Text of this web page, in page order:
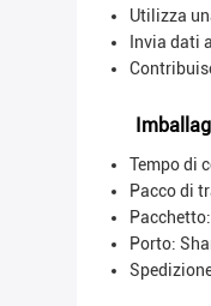
Utilizza
Invia dati
Tempo di
Pacco di
Porto: